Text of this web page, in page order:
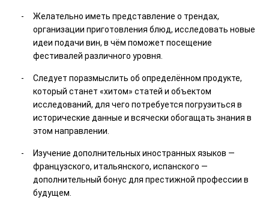
Желательно иметь представление о трендах,
организации приготовления блюд, исследовать новые
идеи подачи вин, в чём поможет посещение
фестивалей различного уровня.
Следует поразмыслить об определённом продукте,
который станет «хитом» статей и объектом
исследований, для чего потребуется погрузиться в
исторические данные и всячески обогащать знания в
этом направлении.
Изучение дополнительных иностранных языков —
французского, итальянского, испанского —
дополнительный бонус для престижной профессии в
будущем.